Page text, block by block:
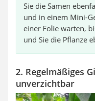
Sie die Samen
und in einem Mini-
einer Folie warten,
und Sie die Pflanze
2. Regelmäßiges
unverzichtbar